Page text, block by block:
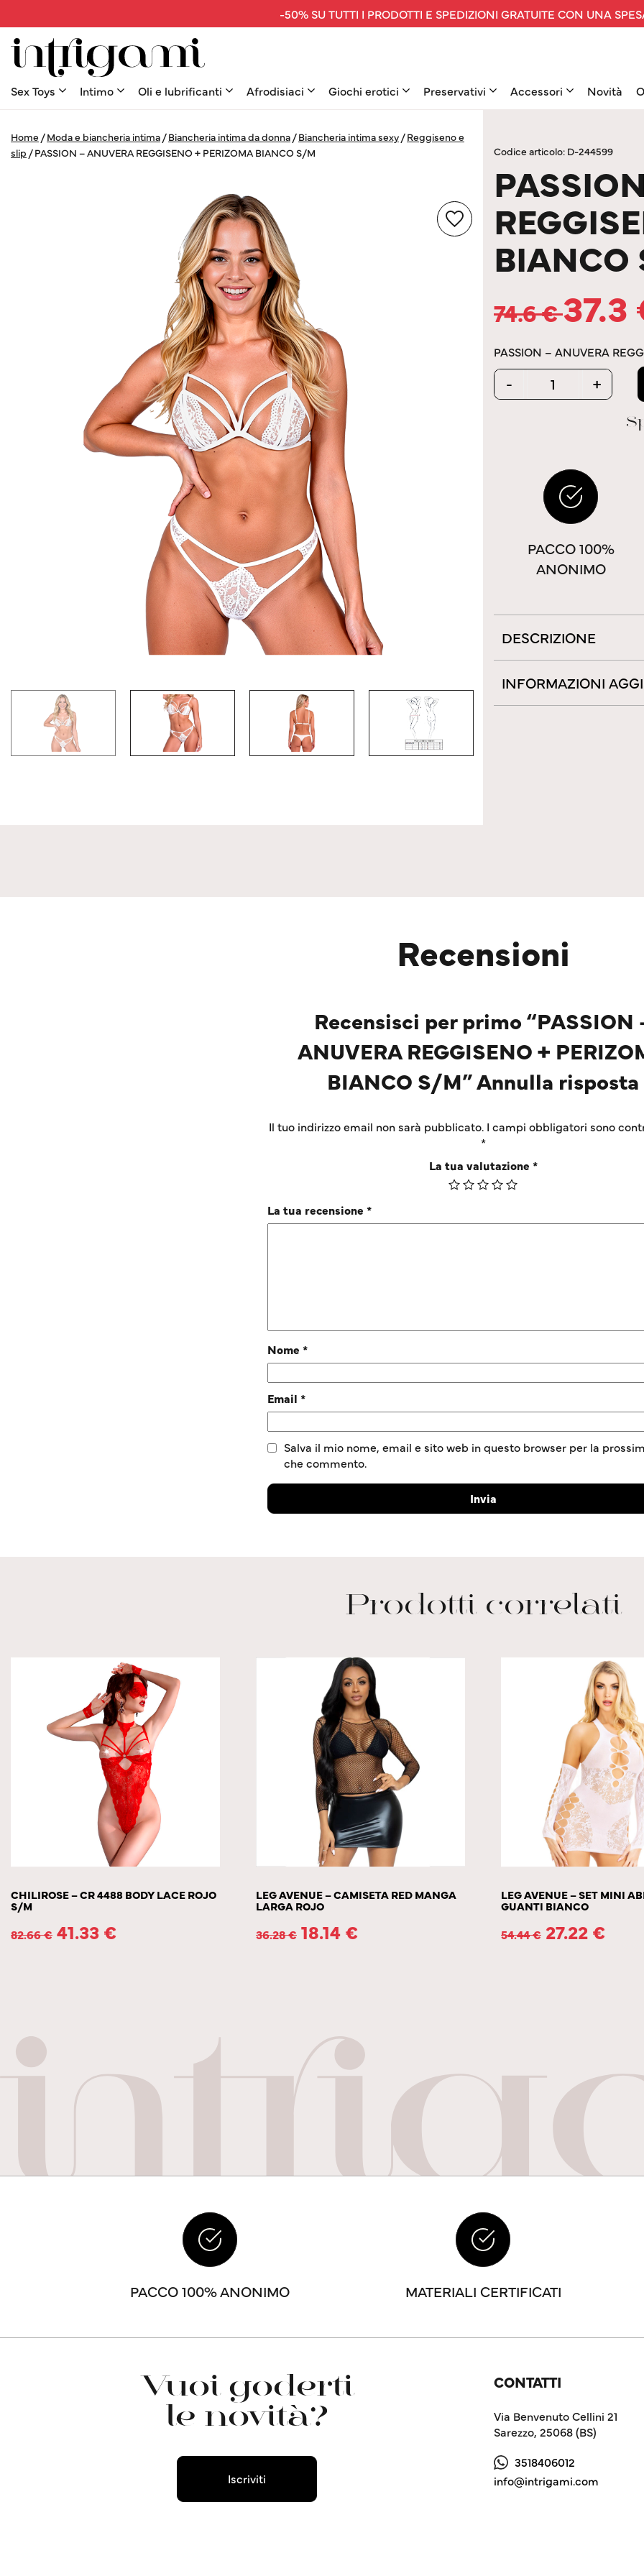
-50% SU TUTTI I PRODOTTI E SPEDIZIONI GRATUITE CON UNA
Sex Toys Intimo Oli e lubrificanti Afrodisiaci Giochi erotici Preservativi Accessori Novità
Home /Moda e biancheria intima /Biancheria intima da donna /Biancheria intima sexy /Reggiseno e
slip /PASSION – ANUVERA REGGISENO + PERIZOMA BIANCO S/M Codice articolo: D-244599
BIANCO
74.6€37.3
PASSION – ANUVERA
Quantity
- +
PACCO 100%
ANONIMO
DESCRIZIONE
INFORMAZIONI
Recensioni
Recensisci per primo “PASSION
ANUVERA REGGISENO +
BIANCO S/M” Annulla risposta
Il tuo indirizzo email non sarà pubblicato. I campi obbligatori sono
*
La tua valutazione *
La tua recensione *
Nome *
Email *
Salva il mio nome, email e sito web in questo browser per la
che commento.
Prodotti correlati
CHILIROSE – CR 4488 BODY LACE ROJO
S/M
82.66€ 41.33 €
LEG AVENUE – CAMISETA RED MANGA
LARGA ROJO
36.28€ 18.14 €
LEG AVENUE – SET MINI
GUANTI BIANCO
54.44€ 27.22 €
PACCO 100% ANONIMO MATERIALI CERTIFICATI
Vuoi goderti
le novità?
Iscriviti
CONTATTI
Via Benvenuto Cellini 21
Sarezzo, 25068 (BS)
3518406012
info@intrigami.com